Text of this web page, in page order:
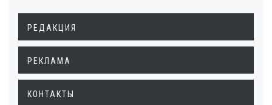
РЕДАКЦИЯ
РЕКЛАМА
КОНТАКТЫ